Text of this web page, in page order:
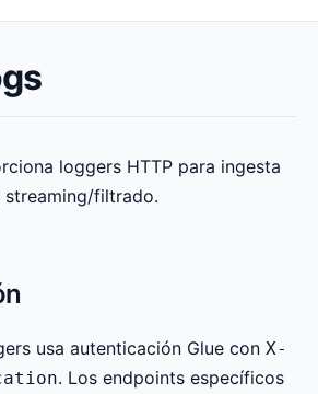
loggers HTTP para ingesta
filtrado.
usa autenticación Glue con X-
. Los endpoints específicos